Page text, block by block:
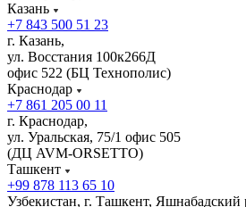
Казань
+7 843 500 51 23
г. Казань,
ул. Восстания 100к266Д
офис 522 (БЦ Технополис)
Краснодар
+7 861 205 00 11
г. Краснодар,
ул. Уральская, 75/1 офис 505
(ДЦ AVM-ORSETTO)
Ташкент
+99 878 113 65 10
Узбекистан, г. Ташкент,